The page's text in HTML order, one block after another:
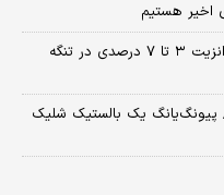
اخیر هستیم
رویترز: ایران و عمان برای تعیین تعرفه ترانزیت ۳ تا ۷ درصدی در تنگه
یک بالستیک شلیک